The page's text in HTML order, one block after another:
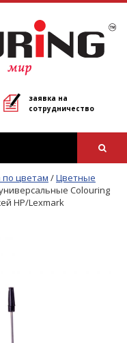
заявка на
сотрудничество
цветам /Цветные
Colouring
HP/Lexmark